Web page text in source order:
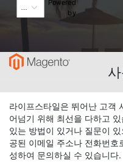
Powered
by
라이프스타일은 뛰어난 고객
어넘기 위해 최선을 다하고
있는 방법이 있거나 질문이
공된 이메일 주소나 전화번
성하여 문의하실 수 있습니다.